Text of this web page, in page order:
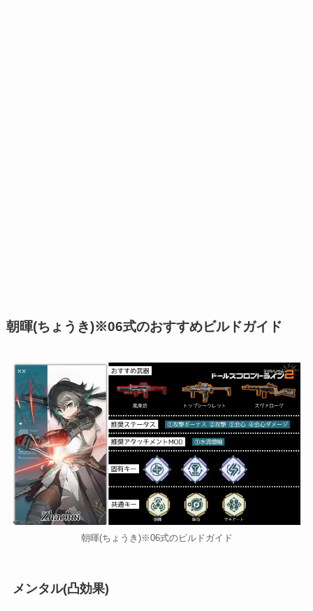
朝暉(ちょうき)※06式のおすすめビルドガイド
朝暉(ちょうき)※06式のビルドガイド
メンタル(凸効果)